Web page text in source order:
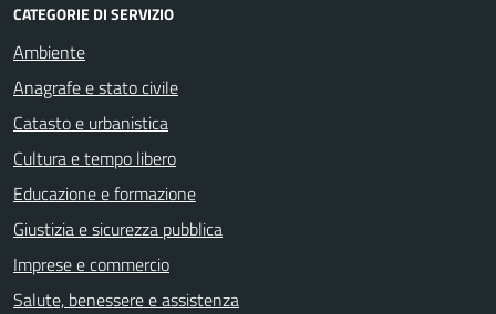
CATEGORIE DI SERVIZIO
Ambiente
Anagrafe e stato civile
Catasto e urbanistica
Cultura e tempo libero
Educazione e formazione
Giustizia e sicurezza pubblica
Imprese e commercio
Salute, benessere e assistenza